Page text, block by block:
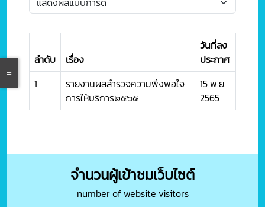
ลำดับ เรื่อง
วันที่ลง
ประกาศ
1
รายงานผลสำรวจความพึงพอใจ
การให้บริการ๒๕๖๕
15 พ.ย.
2565
จำนวนผู้เข้าชมเว็บไซต์
number of website visitors